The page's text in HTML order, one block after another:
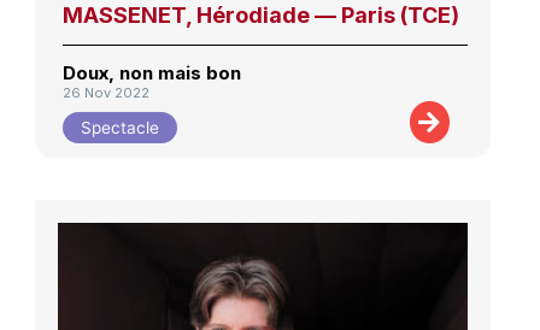
MASSENET, Hérodiade — Paris (TCE)
Doux, non mais bon
26 Nov 2022
Spectacle